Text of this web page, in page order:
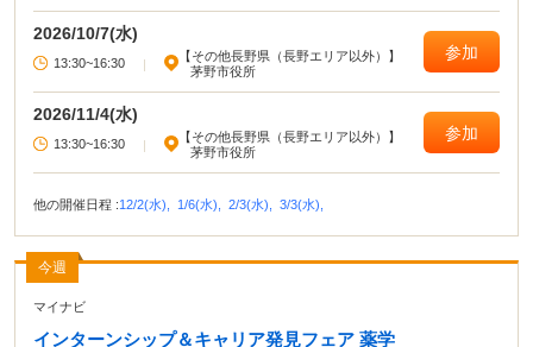
2026/10/7(水)
13:30~16:30 |
【その他長野県（長野エリア以外）】
茅野市役所
参加
2026/11/4(水)
13:30~16:30 |
【その他長野県（長野エリア以外）】
茅野市役所
参加
他の開催日程 :12/2(水), 1/6(水), 2/3(水), 3/3(水),
今週
マイナビ
インターンシップ＆キャリア発見フェア 薬学